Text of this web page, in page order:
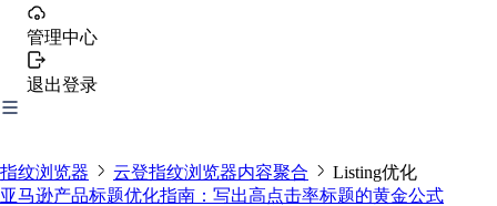
管理中心
退出登录
指纹浏览器 云登指纹浏览器内容聚合
Listing优化
亚马逊产品标题优化指南：写出高点击率标题的黄金公式